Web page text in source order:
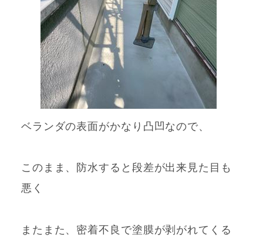
ベランダの表面がかなり凸凹なので、
このまま、防水すると段差が出来見た目も
悪く
またまた、密着不良で塗膜が剥がれてくる